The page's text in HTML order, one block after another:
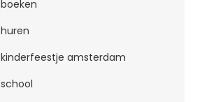
amsterdam